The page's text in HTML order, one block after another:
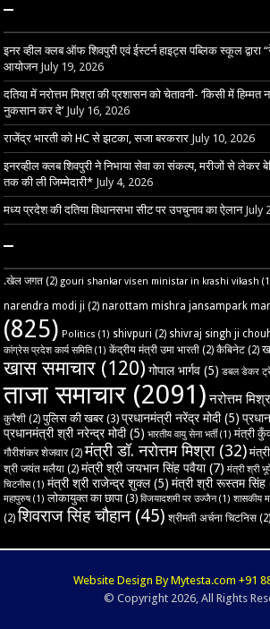
–
इनर व्हील क्लब ऑफ शिवपुरी एवं ईस्टर्न हाइट्स पब्लिक स्कूल द्वारा
आयोजन July 19, 2026
दतिया में नरोत्तम मिश्रा की प्रशासन को चेतावनी- ‘किसी में हिम्मत
नुकसान कर दे’ July 16, 2026
राजेंद्र भारती को HC से झटका, सजा बरकरार July 10, 2026
इनरव्हील क्लब शिवपुरी ने निभाया सेवा का संकल्प, मरीजों से लेकर
तक की ली जिम्मेदारी* July 4, 2026
मध्य प्रदेश की दतिया विधानसभा सीट पर उपचुनाव का ऐलान July
–
.खेल जगत (2) gouri shankar visen ministar in krashi vikash
narendra modi ji (2) narottam mishra jansampark
(825) Politics (1) shivpuri (2) shivraj singh ji
कांग्रेस प्रदेश कार्य समिति(1) केंद्रीय मंत्री उमा भारती (2) कैबिनेट (2)
खास समाचार (120) गोपाल भार्गव (5) डबल डेकर
ताजा समाचार (2091) नरोत्तम
कुरैशी (2) पुलिस की खबर (3) प्रधानमंत्री नरेंद्र मोदी(5)
प्रधानमंत्री श्री नरेन्द्र मोदी(5) भारतीय वायु सेना भर्ती(1) मंत्री
गौरीशंकर शेजवार(2) मंत्री डॉ. नरोत्तम मिश्रा(32)
श्री जयंत मलैया (2) मंत्री श्री जयभान सिंह पवैया(7) मंत्री श्री
चिटनीस(1) मंत्री श्री राजेन्द्र शुक्ल(5) मंत्री श्री रूस्तम सिंह
महापुरुष(1) लोकायुक्त का छापा (3) विजयादशमी पर उज्‍जैन(1) शासकीय
(2) शिवराज सिंह चौहान (45) श्रीमती अर्चना चिटनिस (2)
Website Design By Mytesta.com +91
© Copyright 2026, All Rights